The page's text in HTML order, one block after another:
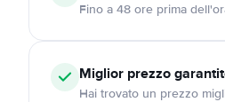
Fino a 48 ore prima
Miglior prezzo
Hai trovato un prezzo